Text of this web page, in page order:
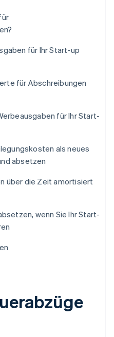
für Ihr Start-up
für Abschreibungen
für Ihr Start-
als neues
absetzen
über die Zeit amortisiert
wenn Sie Ihr Start-